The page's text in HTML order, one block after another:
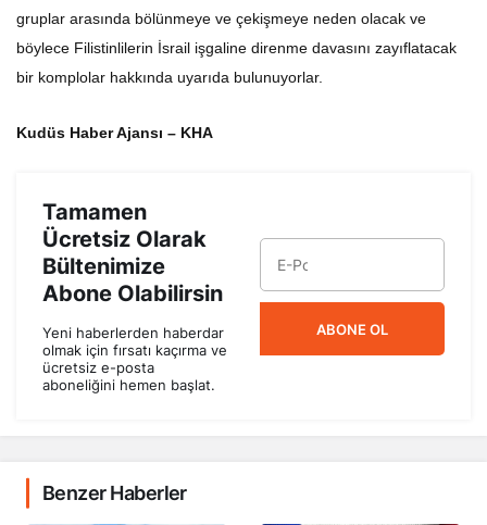
gruplar arasında bölünmeye ve çekişmeye neden olacak ve
böylece Filistinlilerin İsrail işgaline direnme davasını zayıflatacak
bir komplolar hakkında uyarıda bulunuyorlar.
Kudüs Haber Ajansı – KHA
Tamamen
Ücretsiz Olarak
Bültenimize
Abone Olabilirsin
Yeni haberlerden haberdar
olmak için fırsatı kaçırma ve
ücretsiz e-posta
aboneliğini hemen başlat.
ABONE OL
Benzer Haberler